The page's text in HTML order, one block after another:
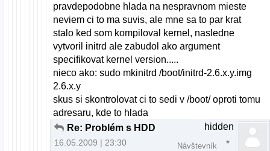
pravdepodobne hlada na nespravnom mieste
neviem ci to ma suvis, ale mne sa to par krat
stalo ked som kompiloval kernel, nasledne
vytvoril initrd ale zabudol ako argument
specifikovat kernel version.....
nieco ako: sudo mkinitrd /boot/initrd-2.6.x.y.img
2.6.x.y
skus si skontrolovat ci to sedi v /boot/ oproti tomu
adresaru, kde to hlada
Re: Problém s HDD
16.05.2009 | 23:30
hidden
Návštevník